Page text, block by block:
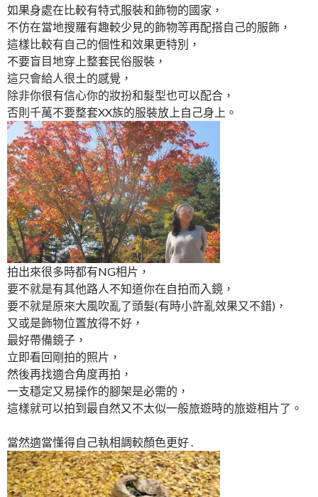
如果身處在比較有特式服裝和飾物的國家，
不仿在當地搜羅有趣較少見的飾物等再配搭自己的服飾，
這樣比較有自己的個性和效果更特別，
不要盲目地穿上整套民俗服裝，
這只會給人很土的感覺，
除非你很有信心你的妝扮和髮型也可以配合，
否則千萬不要整套XX族的服裝放上自己身上。
拍出來很多時都有NG相片，
要不就是有其他路人不知道你在自拍而入鏡，
要不就是原來大風吹亂了頭髮(有時小許亂效果又不錯)，
又或是飾物位置放得不好，
最好帶備鏡子，
立即看回剛拍的照片，
然後再找適合角度再拍，
一支穩定又易操作的腳架是必需的，
這樣就可以拍到最自然又不太似一般旅遊時的旅遊相片了。
當然適當懂得自己執相調較顏色更好 .